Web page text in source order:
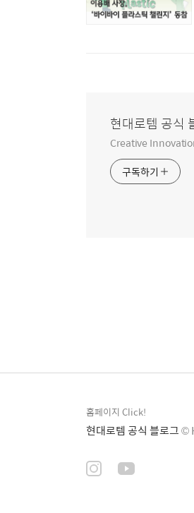
현대로템 공식
Creative
구독하기
홈페이지 Click!
현대로템 공식 블로그©